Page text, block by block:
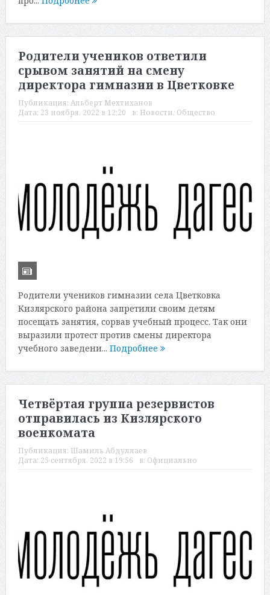
Родители учеников ответили
срывом занятий на смену
директора гимназии в Цветковке
Публикация: Альберт Мехтиханов
Дата: 23 ноября, 2022 в 12:20 в: Новости, Общество
Родители учеников гимназии села Цветковка
Кизлярского района запретили своим детям
посещать занятия, сорвав учебный процесс. Так они
выразили протест против смены директора
учебного заведени... Подробнее
Четвёртая группа резервистов
отправилась из Кизлярского
военкомата
Публикация: Шамиль Абдуллаев
Дата: 25 сентября, 2022 в 19:56 в: Официально